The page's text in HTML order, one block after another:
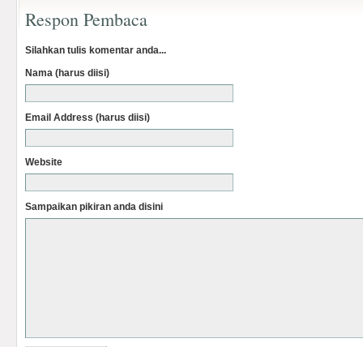
Respon Pembaca
Silahkan tulis komentar anda...
Nama (harus diisi)
Email Address (harus diisi)
Website
Sampaikan pikiran anda disini